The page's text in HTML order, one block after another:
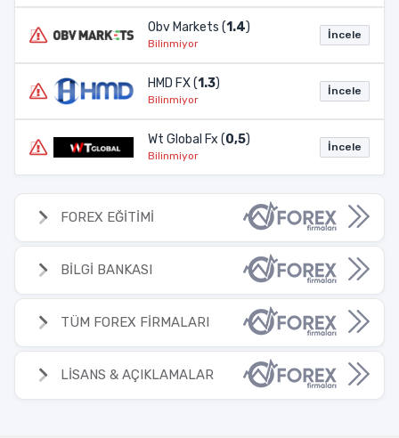
Obv Markets (1.4)
Bilinmiyor
İncele
HMD FX (1.3)
Bilinmiyor
İncele
Wt Global Fx (0,5)
Bilinmiyor
İncele
FOREX EĞİTİMİ
BİLGİ BANKASI
TÜM FOREX FİRMALARI
LİSANS & AÇIKLAMALAR